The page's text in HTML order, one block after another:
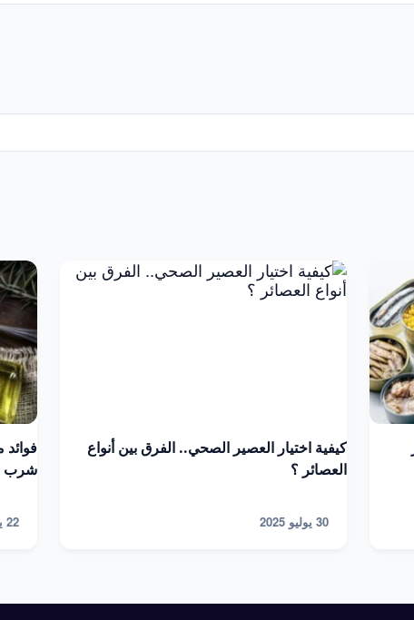
كيفية اختيار العصير الصحي.. الفرق بين أنواع
العصائر ؟
30 يوليو 2025
شرب
22 يوليو 2025